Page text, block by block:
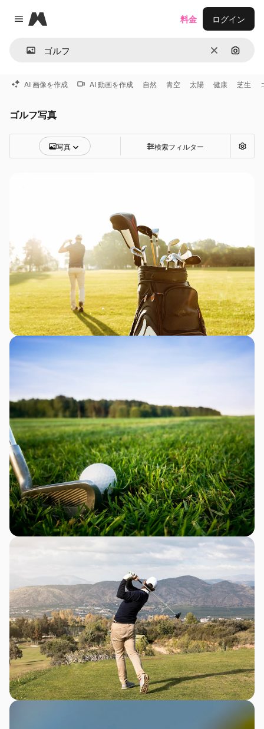
Close menu
Magnific
消去 画像で
料金 ログイン
AI 画像を作成 AI 動画を作成 自然 青空 太陽 健康 芝生
ゴルフ写真
写真 検索フィルター